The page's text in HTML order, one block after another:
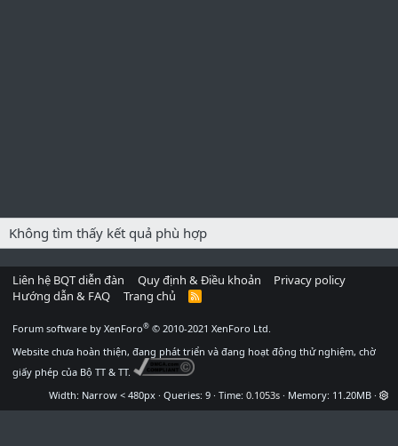
Không tìm thấy kết quả phù hợp
Liên hệ BQT diễn đàn Quy định & Điều khoản
Privacy policy
Hướng dẫn & FAQ
Trang chủ
R
Forum software by XenForo® © 2010-2021 XenForo Ltd.
Website chưa hoàn thiện, đang phát triển và đang hoạt động thử nghiệm, chờ
giấy phép của Bộ TT & TT.
Width
Queries 9 Time 0.1053s Memory 11.20MB